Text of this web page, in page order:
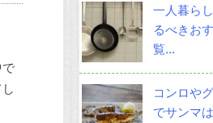
で
一人暮ら
るべきお
覧...
コンロや
でサンマ